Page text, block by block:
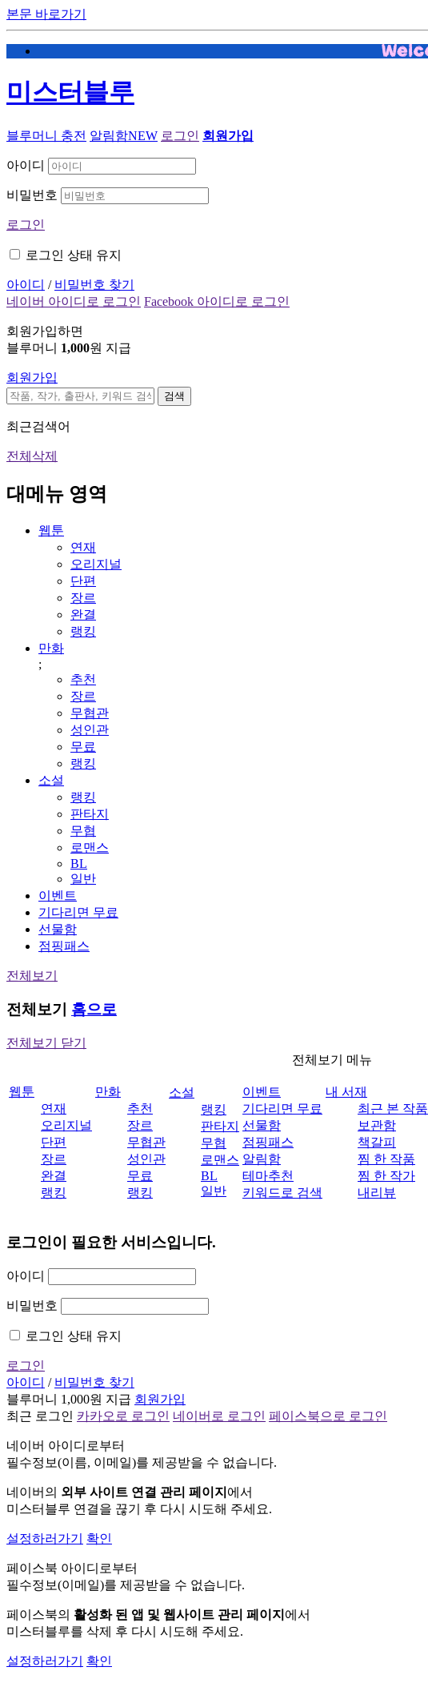
본문 바로가기
미스터블루
블루머니 충전 알림함NEW 로그인 회원가입
아이디
비밀번호
로그인
로그인 상태 유지
아이디 / 비밀번호 찾기
네이버 아이디로 로그인 Facebook 아이디로 로그인
회원가입하면
블루머니 1,000원 지급
회원가입
검색
최근검색어
전체삭제
대메뉴 영역
웹툰
연재
오리지널
단편
장르
완결
랭킹
만화
;
추천
장르
무협관
성인관
무료
랭킹
소설
랭킹
판타지
무협
로맨스
BL
일반
이벤트
기다리면 무료
선물함
점핑패스
전체보기
전체보기 홈으로
전체보기 닫기
전체보기 메뉴
웹툰
연재
오리지널
단편
장르
완결
랭킹
만화
추천
장르
무협관
성인관
무료
랭킹
소설
랭킹
판타지
무협
로맨스
BL
일반
이벤트
기다리면 무료
선물함
점핑패스
알림함
테마추천
키워드로 검색
내 서재
최근 본 작품
보관함
책갈피
찜 한 작품
찜 한 작가
내리뷰
로그인이 필요한 서비스입니다.
아이디
비밀번호
로그인 상태 유지
로그인
아이디 / 비밀번호 찾기
블루머니 1,000원 지급 회원가입
최근 로그인 카카오로 로그인 네이버로 로그인 페이스북으로 로그인
네이버 아이디로부터
필수정보(이름, 이메일)를 제공받을 수 없습니다.
네이버의 외부 사이트 연결 관리 페이지 에서
미스터블루 연결을 끊기 후 다시 시도해 주세요.
설정하러가기 확인
페이스북 아이디로부터
필수정보(이메일)를 제공받을 수 없습니다.
페이스북의 활성화 된 앱 및 웹사이트 관리 페이지 에서
미스터블루를 삭제 후 다시 시도해 주세요.
설정하러가기 확인